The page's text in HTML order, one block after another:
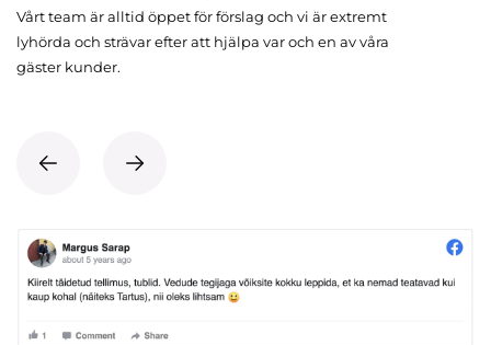
Vårt team är alltid öppet för förslag och vi är extremt
lyhörda och strävar efter att hjälpa var och en av våra
gäster kunder.